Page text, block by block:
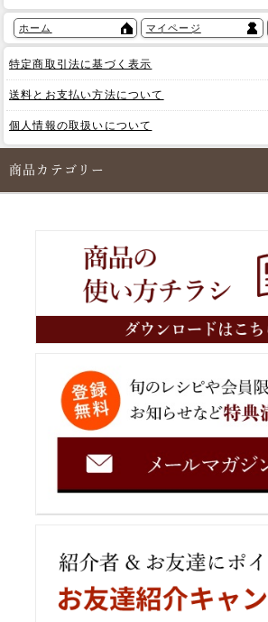
ホーム マイページ
特定商取引法に基づく表示
送料とお支払い方法について
個人情報の取扱いについて
商品カテゴリー